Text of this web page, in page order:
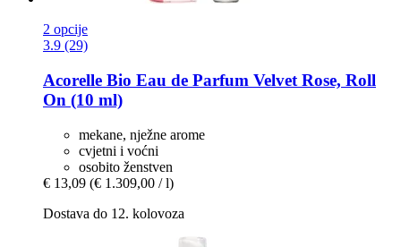
2 opcije
3.9 (29)
Acorelle Bio Eau de Parfum Velvet Rose, Roll
On (10 ml)
mekane, nježne arome
cvjetni i voćni
osobito ženstven
€ 13,09 (€ 1.309,00 / l)
Dostava do 12. kolovoza